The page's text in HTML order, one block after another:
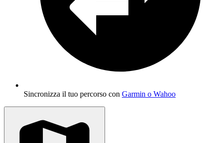
Sincronizza il tuo percorso con Garmin o Wahoo